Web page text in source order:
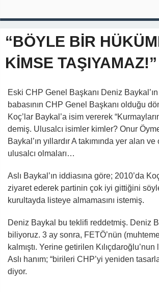
“BÖYLE BİR
KİMSE TAŞIYAMAZ!”
Eski CHP Genel Başkanı Deniz
babasının CHP Genel Başkanı olduğu
Koç’lar Baykal’a isim vererek
demiş. Ulusalcı isimler kimler? Onur
Baykal’ın yıllardır A takımında yer alan
ulusalcı olmaları…
Aslı Baykal’ın iddiasına göre; 2010’da
ziyaret ederek partinin çok iyi gittiğini
kurultayda listeye almamasını istemiş.
Deniz Baykal bu teklifi reddetmiş. Deniz
biliyoruz. 3 ay sonra, FETÖ’nün
kalmıştı. Yerine getirilen
Aslı hanım; “birileri CHP’yi yeniden
diyor.